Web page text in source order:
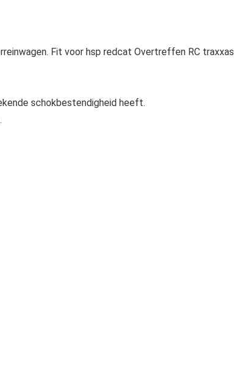
Fit voor hsp redcat Overtreffen RC traxxas
schokbestendigheid heeft.